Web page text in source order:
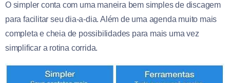
O simpler conta com uma maneira bem simples de discagem
para facilitar seu dia-a-dia. Além de uma agenda muito mais
completa e cheia de possibilidades para mais uma vez
simplificar a rotina corrida.